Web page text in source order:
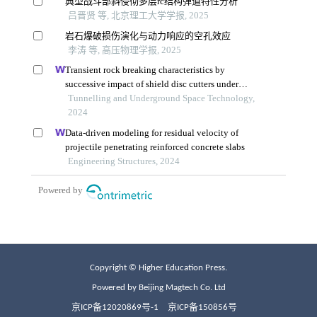
Copyright © Higher Education Press.
Powered by Beijing Magtech Co. Ltd
京ICP备12020869号-1 京ICP备150856号